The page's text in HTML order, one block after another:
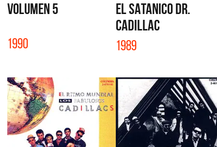
VOLUMEN 5
1990
EL SATANICO DR.
CADILLAC
1989